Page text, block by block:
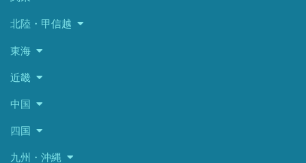
北陸・甲信越
東海
近畿
中国
四国
九州・沖縄